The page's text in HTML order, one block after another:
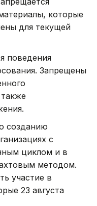
которые
для текущей
поведения
Запрещены
созданию
с
циклом и в
методом.
участие в
23 августа